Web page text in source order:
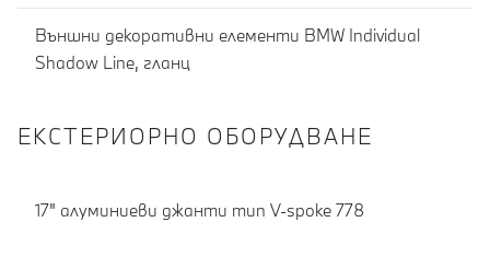
Външни декоративни елементи BMW Individual
Shadow Line, гланц
ЕКСТЕРИОРНО ОБОРУДВАНЕ
17" алуминиеви джанти тип V-spoke 778